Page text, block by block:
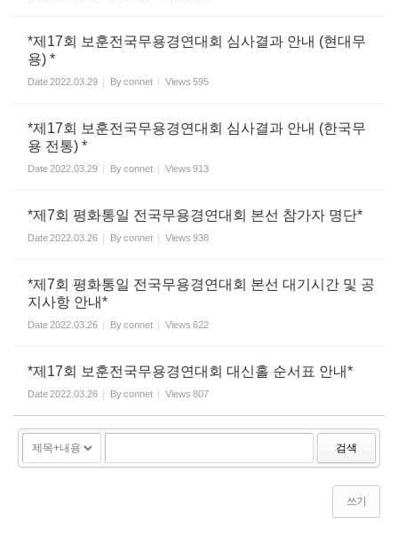
*제17회 보훈전국무용경연대회 심사결과 안내 (현대무
용) *
Date2022.03.29 Byconnet Views 595
*제17회 보훈전국무용경연대회 심사결과 안내 (한국무
용 전통) *
Date2022.03.29 Byconnet Views 913
*제7회 평화통일 전국무용경연대회 본선 참가자 명단*
Date2022.03.26 Byconnet Views 938
*제7회 평화통일 전국무용경연대회 본선 대기시간 및 공
지사항 안내*
Date2022.03.26 Byconnet Views 622
*제17회 보훈전국무용경연대회 대신홀 순서표 안내*
Date2022.03.26 Byconnet Views 807
검색
쓰기